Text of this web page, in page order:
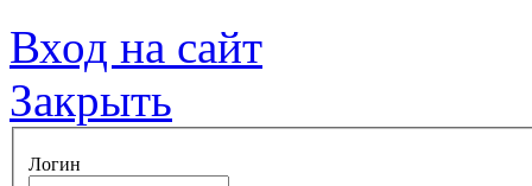
Вход на сайт
Закрыть
Логин